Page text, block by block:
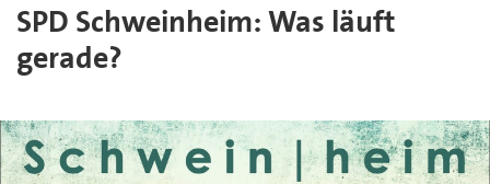
SPD Schweinheim: Was läuft
gerade?